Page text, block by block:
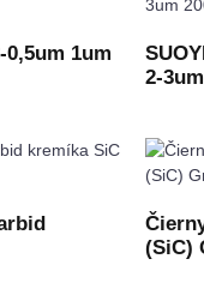
0,5um 1um
2-
(SiC)